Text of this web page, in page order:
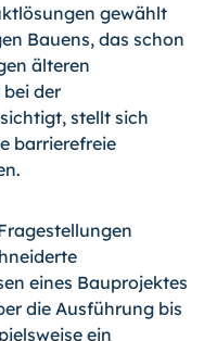
gewählt
Bauens, das schon
älteren
der
stellt sich
barrierefreie
eines Bauprojektes
die Ausführung bis
ein